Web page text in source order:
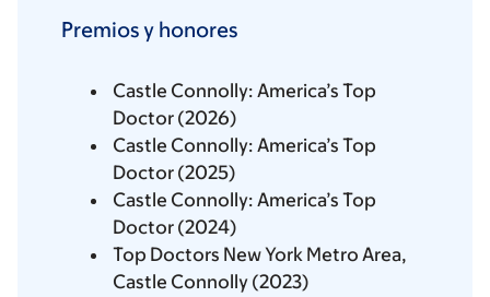
Premios y honores
Castle Connolly: America’s Top
Doctor (2026)
Castle Connolly: America’s Top
Doctor (2025)
Castle Connolly: America’s Top
Doctor (2024)
Top Doctors New York Metro Area,
Castle Connolly (2023)